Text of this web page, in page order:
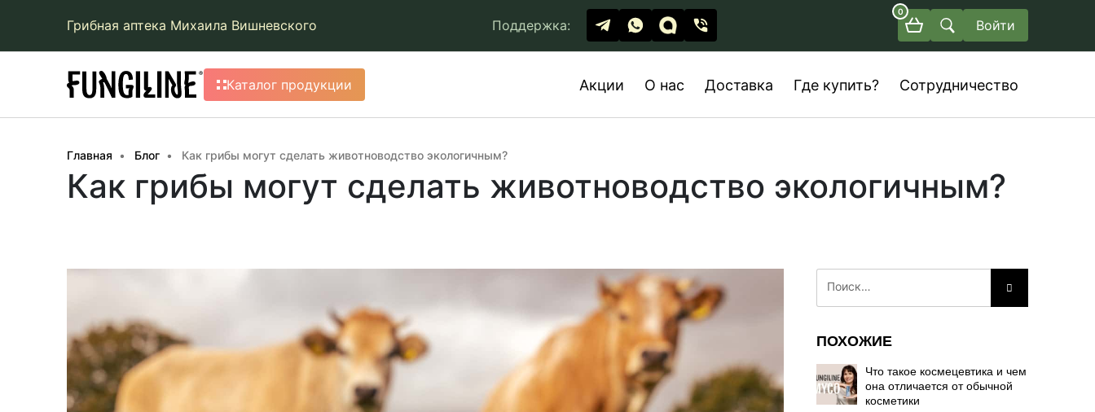
Грибная аптека Михаила Вишневского Поддержка:
0
Войти
Каталог продукции Акции О нас Доставка Где купить? Сотрудничество
Главная Блог Как грибы могут сделать животноводство экологичным?
Как грибы могут сделать животноводство экологичным?
ПОХОЖИЕ
Что такое космецевтика и чем
она отличается от обычной
косметики